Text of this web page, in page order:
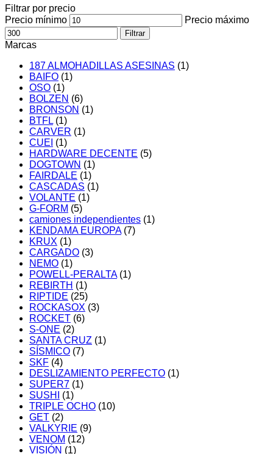
Filtrar por precio
Precio mínimo
Precio máximo
Filtrar
Marcas
187 ALMOHADILLAS ASESINAS (1)
BAIFO (1)
OSO (1)
BOLZEN (6)
BRONSON (1)
BTFL (1)
CARVER (1)
CUEI (1)
HARDWARE DECENTE (5)
DOGTOWN (1)
FAIRDALE (1)
CASCADAS (1)
VOLANTE (1)
G-FORM (5)
camiones independientes (1)
KENDAMA EUROPA (7)
KRUX (1)
CARGADO (3)
NEMO (1)
POWELL-PERALTA (1)
REBIRTH (1)
RIPTIDE (25)
ROCKASOX (3)
ROCKET (6)
S-ONE (2)
SANTA CRUZ (1)
SÍSMICO (7)
SKF (4)
DESLIZAMIENTO PERFECTO (1)
SUPER7 (1)
SUSHI
(1)
TRIPLE OCHO (10)
GET (2)
VALKYRIE (9)
VENOM (12)
VISIÓN (1)